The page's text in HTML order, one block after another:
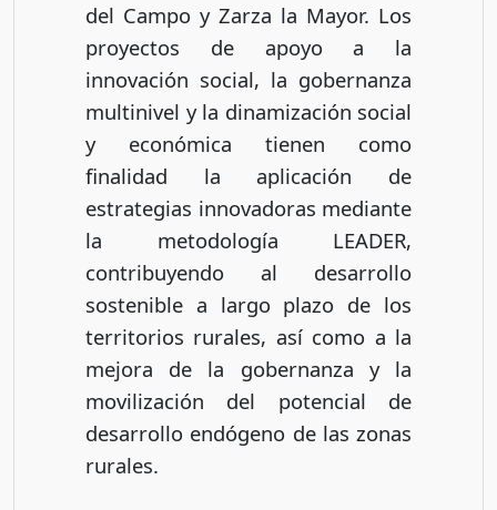
del Campo y Zarza la Mayor. Los
proyectos de apoyo a la
innovación social, la gobernanza
multinivel y la dinamización social
y económica tienen como
finalidad la aplicación de
estrategias innovadoras mediante
la metodología LEADER,
contribuyendo al desarrollo
sostenible a largo plazo de los
territorios rurales, así como a la
mejora de la gobernanza y la
movilización del potencial de
desarrollo endógeno de las zonas
rurales.